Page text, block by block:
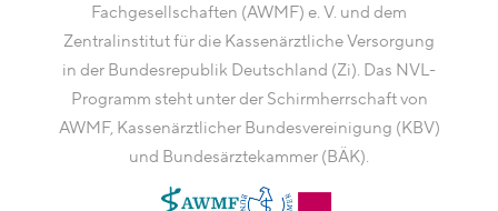
Fachgesellschaften (AWMF) e. V. und dem
Zentralinstitut für die Kassenärztliche Versorgung
in der Bundesrepublik Deutschland (Zi). Das NVL-
Programm steht unter der Schirmherrschaft von
AWMF, Kassenärztlicher Bundesvereinigung (KBV)
und Bundesärztekammer (BÄK).